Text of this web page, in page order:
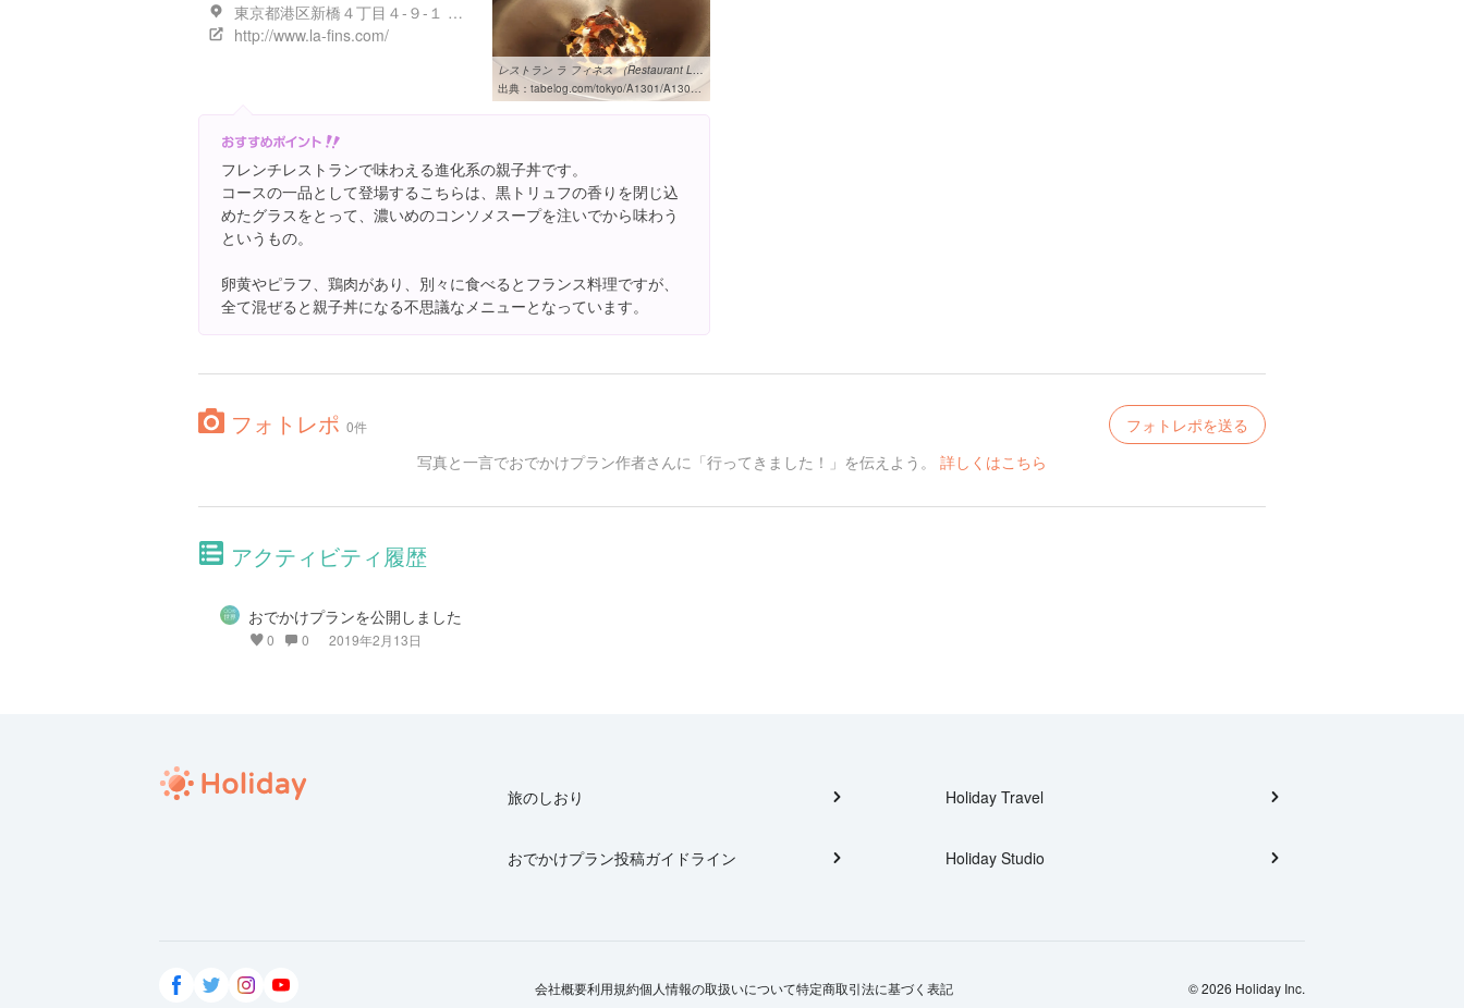
東京都港区新橋４丁目４-９-１ 新橋プラザビルB1F
http://www.la-fins.com/
レストラン ラ フィネス （Restaurant La FinS） - 新橋/フレンチ ...
出典： tabelog.com/tokyo/A1301/A130103/13139171
フレンチレストランで味わえる進化系の親子丼です。
コースの一品として登場するこちらは、黒トリュフの香りを閉じ込
めたグラスをとって、濃いめのコンソメスープを注いでから味わう
というもの。
卵黄やピラフ、鶏肉があり、別々に食べるとフランス料理ですが、
全て混ぜると親子丼になる不思議なメニューとなっています。
フォトレポ 0件
フォトレポを送る
写真と一言でおでかけプラン作者さんに「行ってきました！」を伝えよう。 詳しくはこちら
アクティビティ履歴
おでかけプランを公開しました
0 0 2019年2月13日
旅のしおり
おでかけプラン投稿ガイドライン
Holiday Travel
Holiday Studio
会社概要利用規約個人情報の取扱いについて特定商取引法に基づく表記 © 2026 Holiday Inc.